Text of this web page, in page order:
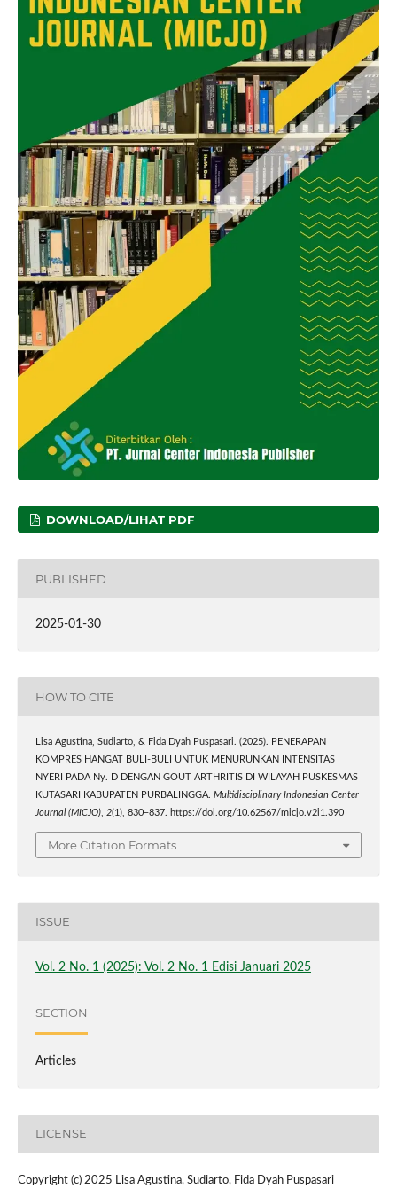
DOWNLOAD/LIHAT PDF
PUBLISHED
2025-01-30
HOW TO CITE
Lisa Agustina, Sudiarto, & Fida Dyah Puspasari. (2025). PENERAPAN
KOMPRES HANGAT BULI-BULI UNTUK MENURUNKAN INTENSITAS
NYERI PADA Ny. D DENGAN GOUT ARTHRITIS DI WILAYAH PUSKESMAS
KUTASARI KABUPATEN PURBALINGGA. Multidisciplinary Indonesian Center
Journal (MICJO), 2(1), 830–837. https://doi.org/10.62567/micjo.v2i1.390
More Citation Formats
ISSUE
Vol. 2 No. 1 (2025): Vol. 2 No. 1 Edisi Januari 2025
SECTION
Articles
LICENSE
Copyright (c) 2025 Lisa Agustina, Sudiarto, Fida Dyah Puspasari